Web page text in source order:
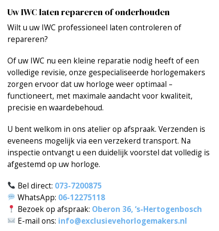
Uw IWC laten repareren of onderhouden
Wilt u uw IWC professioneel laten controleren of
repareren?
Of uw IWC nu een kleine reparatie nodig heeft of een
volledige revisie, onze gespecialiseerde horlogemakers
zorgen ervoor dat uw horloge weer optimaal –
functioneert, met maximale aandacht voor kwaliteit,
precisie en waardebehoud.
U bent welkom in ons atelier op afspraak. Verzenden is
eveneens mogelijk via een verzekerd transport. Na
inspectie ontvangt u een duidelijk voorstel dat volledig is
afgestemd op uw horloge.
Bel direct: 073-7200875
WhatsApp: 06-12275118
Bezoek op afspraak: Oberon 36, ‘s-Hertogenbosch
E-mail ons: info@exclusievehorlogemakers.nl